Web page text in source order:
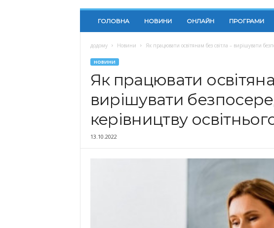
ГОЛОВНА НОВИНИ ОНЛАЙН ПРОГРАМИ
додому Новини Як працювати освітянам без світла – вирішувати
НОВИНИ
Як працювати
вирішувати
керівництву
13.10.2022